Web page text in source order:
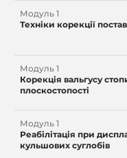
Модуль 1
Техніки корекції
Модуль 1
Корекція вальгусу
плоскостопості
Модуль 1
Реабілітація при
кульшових суглобів